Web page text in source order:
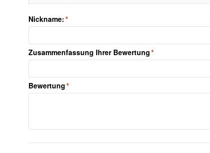
*
Nickname:
*
Zusammenfassung Ihrer Bewertung
*
Bewertung